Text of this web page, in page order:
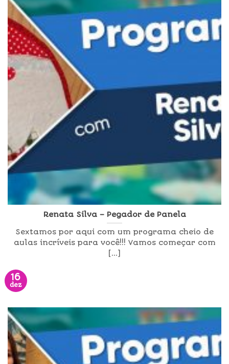
Renata Silva – Pegador de Panela
Sextamos por aqui com um programa cheio de
aulas incríveis para você!!! Vamos começar com
[...]
16
dez